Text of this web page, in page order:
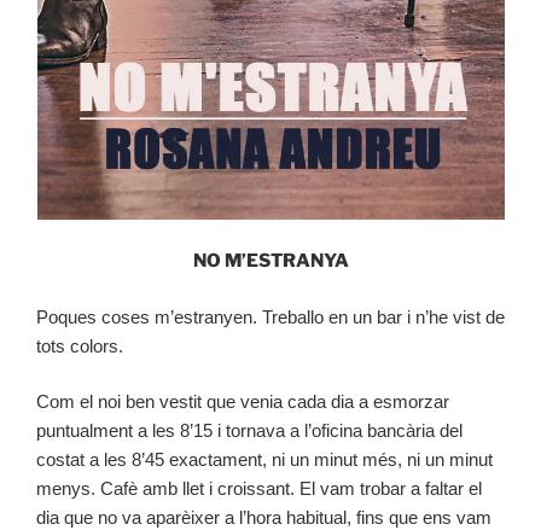
NO M’ESTRANYA
Poques coses m’estranyen. Treballo en un bar i n’he vist de
tots colors.
Com el noi ben vestit que venia cada dia a esmorzar
puntualment a les 8’15 i tornava a l’oficina bancària del
costat a les 8’45 exactament, ni un minut més, ni un minut
menys. Cafè amb llet i croissant. El vam trobar a faltar el
dia que no va aparèixer a l’hora habitual, fins que ens vam